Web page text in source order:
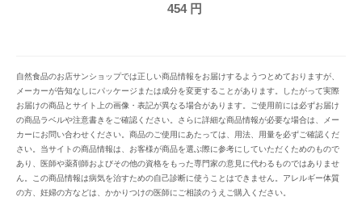
454 円
自然食品のお店サンショップでは正しい商品情報をお届けするようつとめておりますが、
メーカーが告知なしにパッケージまたは成分を変更することがあります。したがって実際
お届けの商品とサイト上の画像・表記が異なる場合があります。ご使用前には必ずお届け
の商品ラベルや注意書きをご確認ください。さらに詳細な商品情報が必要な場合は、メー
カーにお問い合わせください。商品のご使用にあたっては、用法、用量を必ずご確認くだ
さい。当サイトの商品情報は、お客様が商品を選ぶ際に参考にしていただくためのもので
あり、医師や薬剤師およびその他の資格をもった専門家の意見に代わるものではありませ
ん。この商品情報は病気を治すための自己診断に使うことはできません。アレルギー体質
の方、妊婦の方などは、かかりつけの医師にご相談のうえご購入ください。